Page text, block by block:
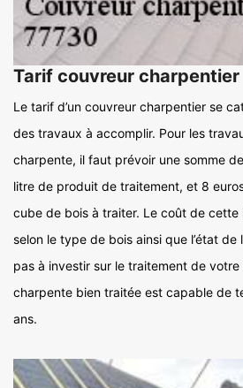
Tarif couvreur charpentier
Le tarif d’un couvreur charpentier se
des travaux à accomplir. Pour les
charpente, il faut prévoir une somme
litre de produit de traitement, et 8
cube de bois à traiter. Le coût de
selon le type de bois ainsi que l’état de
pas à investir sur le traitement de votre
charpente bien traitée est capable de
ans.